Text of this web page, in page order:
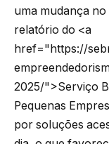
uma mudança
relatório do <a
href="https://
2025/">Serviço
Pequenas
por soluções